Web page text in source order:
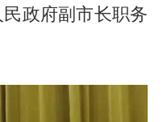
政府副市长职务